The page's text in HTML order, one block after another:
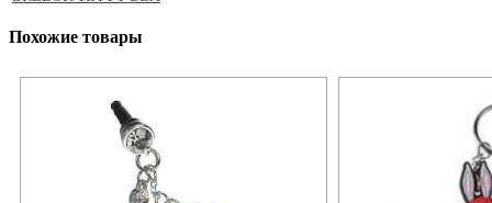
Похожие товары